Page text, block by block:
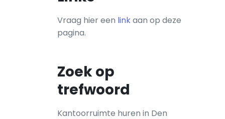
Vraag hier een linkaan op deze
pagina.
Zoek op
trefwoord
Kantoorruimte huren in Den